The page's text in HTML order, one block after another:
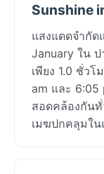
Sunshine
แสงแดดจำกั
January ใน ป
เพียง 1.0 ชั่ว
am และ
สอดคล้องกันทั่
เมฆปกคลุมใน